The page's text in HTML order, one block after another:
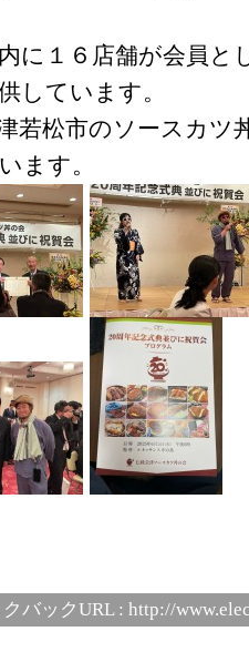
に１６店舗が会員と
しています。
若松市のソースカツ
ます。
クバックURL : http://